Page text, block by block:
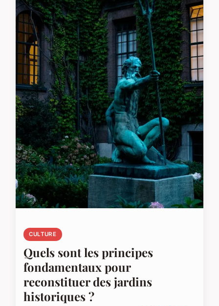
CULTURE
Quels sont les principes
fondamentaux pour
reconstituer des jardins
historiques ?